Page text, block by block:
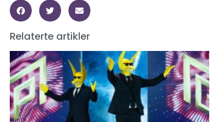
Relaterte artikler